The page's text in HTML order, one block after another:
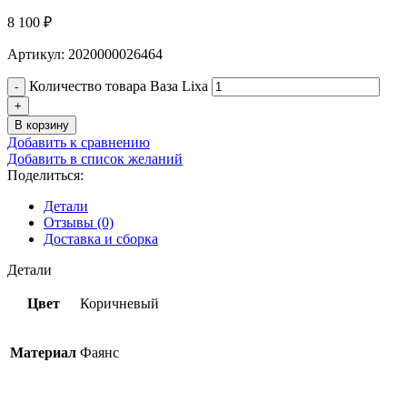
8 100 ₽
Артикул: 2020000026464
Количество товара Ваза Lixa
В корзину
Добавить к сравнению
Добавить в список желаний
Поделиться:
Детали
Отзывы (0)
Доставка и сборка
Детали
Цвет Коричневый
Материал Фаянс